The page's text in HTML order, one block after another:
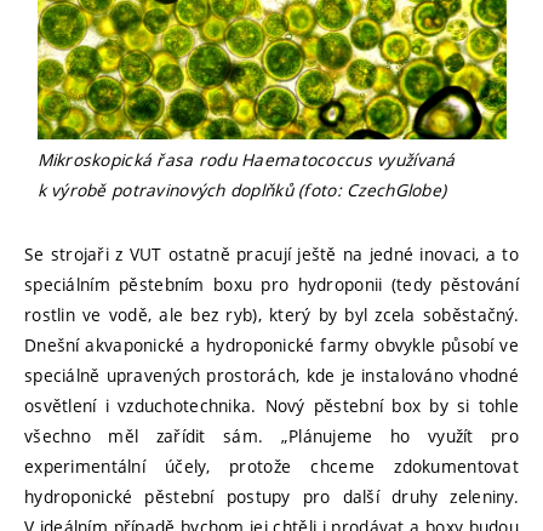
Mikroskopická řasa rodu Haematococcus využívaná
k výrobě potravinových doplňků (foto: CzechGlobe)
Se strojaři z VUT ostatně pracují ještě na jedné inovaci, a to
speciálním pěstebním boxu pro hydroponii (tedy pěstování
rostlin ve vodě, ale bez ryb), který by byl zcela soběstačný.
Dnešní akvaponické a hydroponické farmy obvykle působí ve
speciálně upravených prostorách, kde je instalováno vhodné
osvětlení i vzduchotechnika. Nový pěstební box by si tohle
všechno měl zařídit sám. „Plánujeme ho využít pro
experimentální účely, protože chceme zdokumentovat
hydroponické pěstební postupy pro další druhy zeleniny.